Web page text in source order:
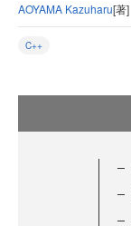
AOYAMA Kazuharu[著]
C++